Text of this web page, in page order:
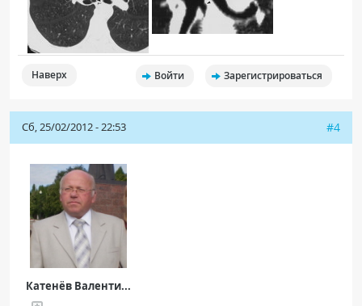
Наверх Войти Зарегистрироваться
Сб, 25/02/2012 - 22:53 #4
Катенёв Валенти...